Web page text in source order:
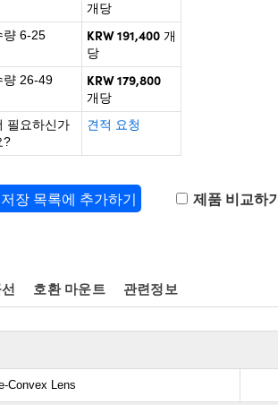
개당
량 6-25
KRW 191,400 개
당
량 26-49
KRW 179,800
개당
필요하신가
?
견적 요청
장 목록에 추가하기 제품 비교하기
호환 마운트 관련정보
Convex Lens